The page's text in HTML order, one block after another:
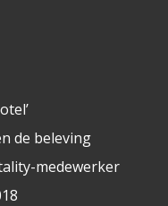
de beleving
medewerker